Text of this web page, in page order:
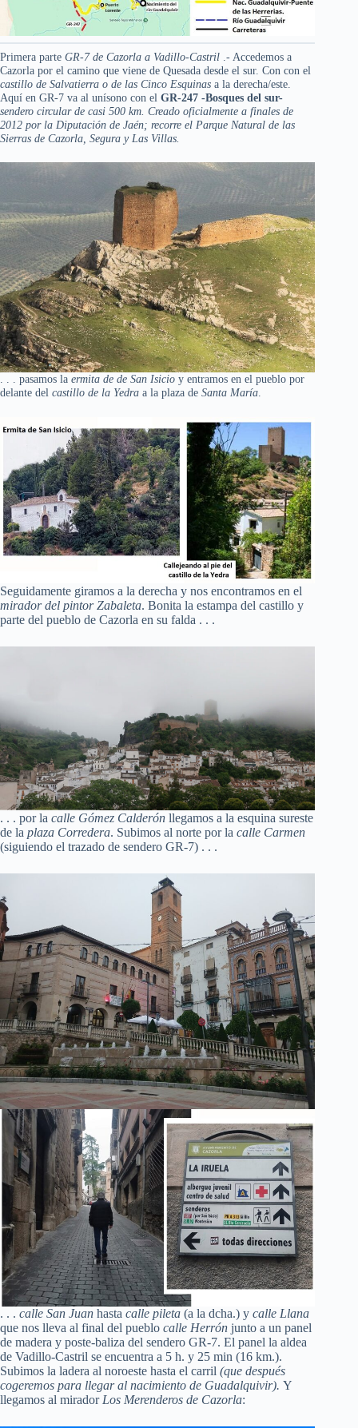
Primera parte GR-7 de Cazorla a Vadillo-Castril .- Accedemos a
Cazorla por el camino que viene de Quesada desde el sur. Con con el
castillo de Salvatierra o de las Cinco Esquinas a la derecha/este.
Aquí en GR-7 va al unísono con el GR-247 -Bosques del sur-
sendero circular de casi 500 km. Creado oficialmente a finales de
2012 por la Diputación de Jaén; recorre el Parque Natural de las
Sierras de Cazorla, Segura y Las Villas.
. . . pasamos la ermita de de San Isicio y entramos en el pueblo por
delante del castillo de la Yedra a la plaza de Santa María
Seguidamente giramos a la derecha y nos encontramos en el
mirador del pintor Zabaleta. Bonita la estampa del castillo y
parte del pueblo de Cazorla en su falda . . .
. . . por la calle Gómez Calderón llegamos a la esquina sureste
de la plaza Corredera. Subimos al norte por la calle Carmen
(siguiendo el trazado de sendero GR-7) . . .
. . . calle San Juan hasta calle pileta (a la dcha.) y calle Llana
que nos lleva al final del pueblo calle Herrón junto a un panel
de madera y poste-baliza del sendero GR-7. El panel la aldea
de Vadillo-Castril se encuentra a 5 h. y 25 min (16 km.).
Subimos la ladera al noroeste hasta el carril (que después
cogeremos para llegar al nacimiento de Guadalquivir). Y
llegamos al mirador Los Merenderos de Cazorla: